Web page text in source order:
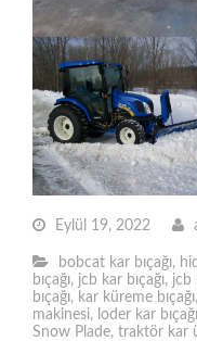
Eylül 19, 2022
bobcat kar bıçağı,
bıçağı, jcb kar bıçağı, jcb
bıçağı, kar küreme bıçağı,
makinesi, loder kar bıçağı
Snow Plade, traktör kar